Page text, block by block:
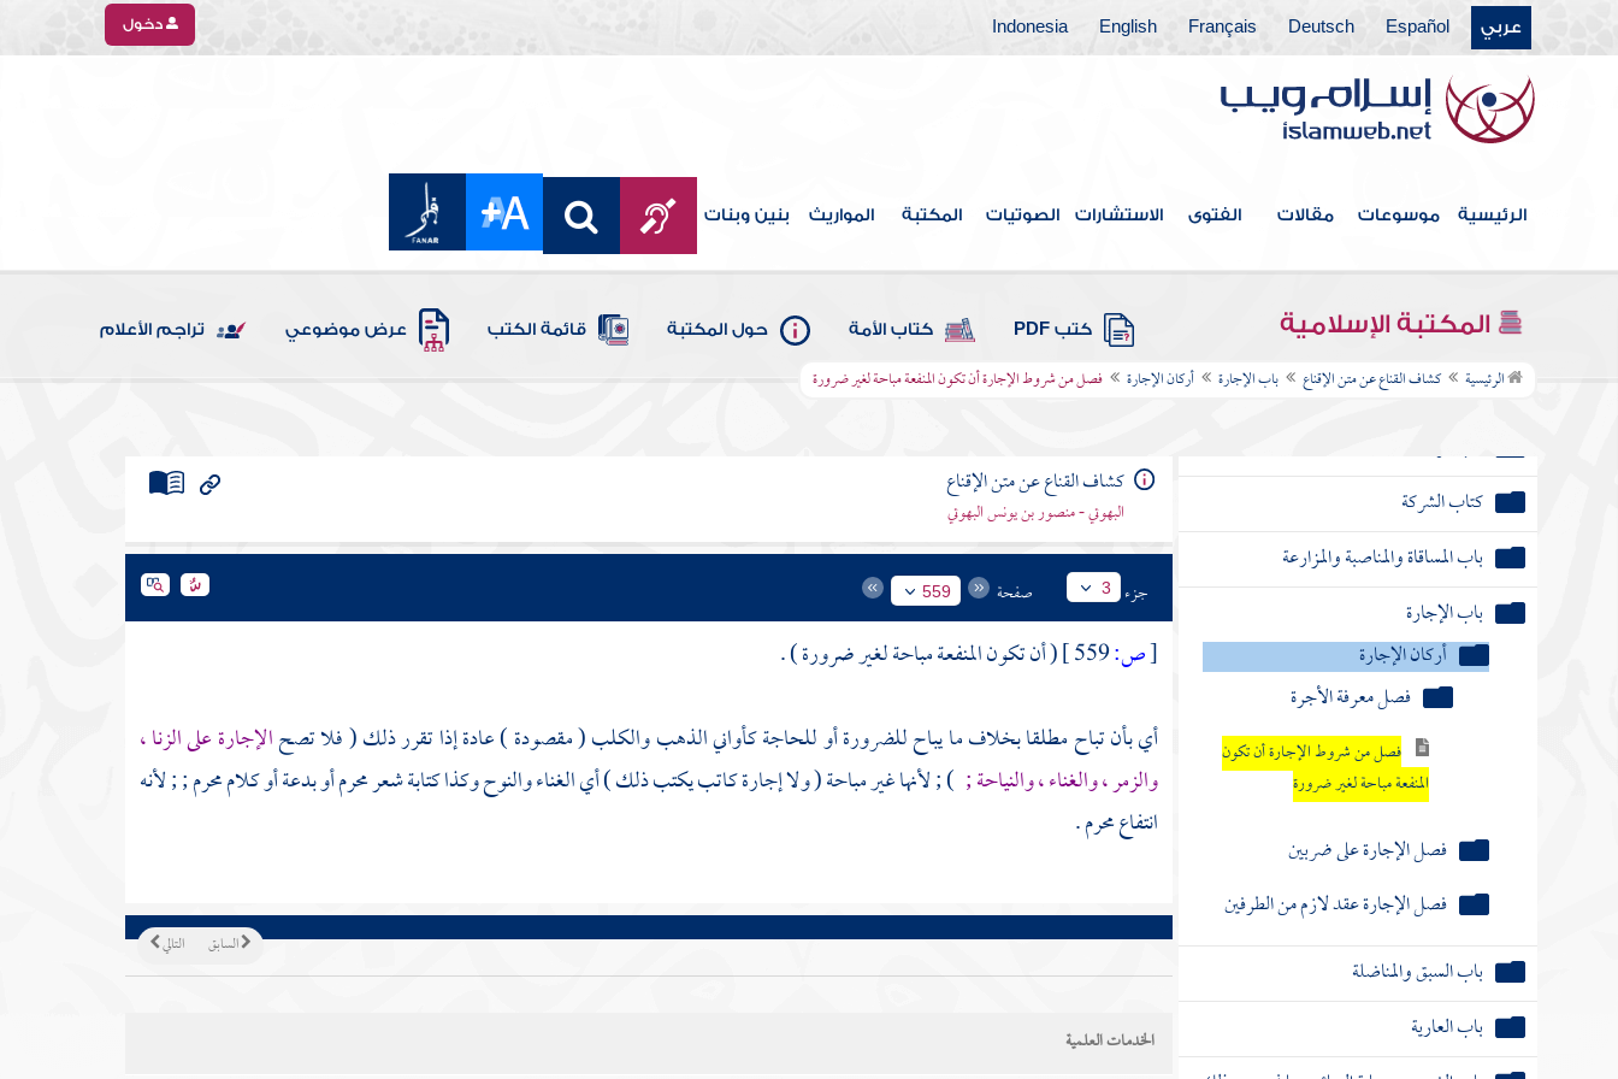
عربي Español
Deutsch
Français
English
Indonesia دخول
الرئيسية موسوعات مقالات الفتوى الاستشارات الصوتيات المكتبة المواريث بنين وبنات
المكتبة الإسلامية كتب PDF كتاب الأمة حول المكتبة قائمة الكتب عرض موضوعي تراجم الأعلام
الرئيسية كشاف القناع عن متن الإقناع باب الإجارة أركان الإجارة فصل من شروط الإجارة أن تكون المنفعة مباحة لغير ضرورة
باب السلم والتصرف في الدين وما يتعلق به
باب القرض
باب الضمان والكفالة وما يتعلق بهما
باب الوكالة
كتاب الشركة
باب المساقاة والمناصبة والمزارعة
باب الإجارة
أركان الإجارة
فصل معرفة الأجرة
فصل من شروط الإجارة أن تكون
المنفعة مباحة لغير ضرورة
فصل الإجارة على ضربين
فصل الإجارة عقد لازم من الطرفين
باب السبق والمناضلة
باب العارية
كشاف القناع عن متن الإقناع
البهوتي - منصور بن يونس البهوتي
جزء 3 صفحة 559
[ص:
( أن تكون المنفعة مباحة لغير ضرورة ) .
أي بأن تباح مطلقا بخلاف ما يباح للضرورة أو للحاجة كأواني الذهب والكلب ( مقصودة ) عادة إذا تقرر ذلك ( فلا تصحالإجارة على الزنا ،
والزمر ، والغناء ، والنياحة ; ) ; لأنها غير مباحة ( ولا إجارة كاتب يكتب ذلك ) أي الغناء والنوح وكذا كتابة شعر محرم أو بدعة أو كلام محرم ; ; لأنه
انتفاع محرم .
التالي السابق
الخدمات العلمية